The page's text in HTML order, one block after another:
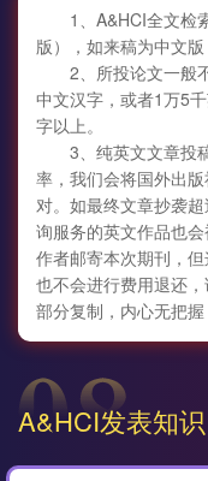
1、A&HCI全文检
版），如来稿为中文版
2、所投论文一般
中文汉字，或者1万5
字以上。
3、纯英文文章投
率，我们会将国外出
对。如最终文章抄袭
询服务的英文作品也
作者邮寄本次期刊，
也不会进行费用退还
部分复制，内心无把握
A&HCI发表知识